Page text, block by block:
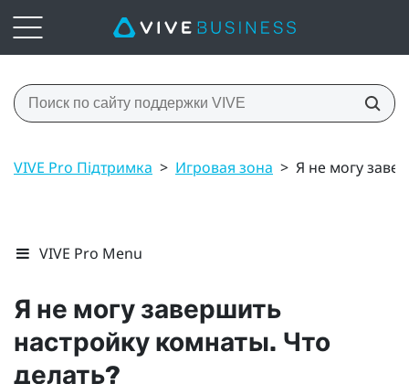
VIVE Pro Підтримка > Игровая зона > Я не могу
VIVE Pro Menu
Я не могу завершить
настройку комнаты. Что
делать?